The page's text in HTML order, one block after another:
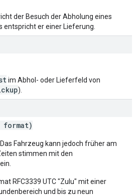
der Besuch der Abholung eines
entspricht er einer Lieferung.
im Abhol- oder Lieferfeld von
).
format)
Fahrzeug kann jedoch früher am
stimmen mit den
RFC3339 UTC "Zulu" mit einer
und bis zu neun